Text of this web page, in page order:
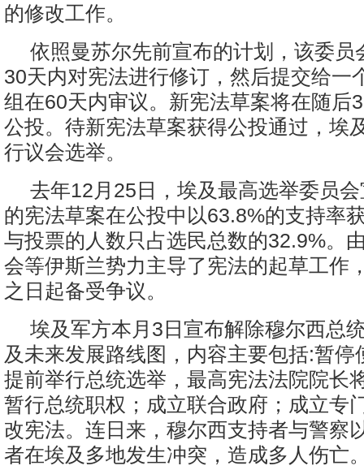
的修改工作。
依照曼苏尔先前宣布的计划，该委员
30天内对宪法进行修订，然后提交给一
组在60天内审议。新宪法草案将在随后
公投。待新宪法草案获得公投通过，埃
行议会选举。
去年12月25日，埃及最高选举委员
的宪法草案在公投中以63.8%的支持率
与投票的人数只占选民总数的32.9%。
会等伊斯兰势力主导了宪法的起草工作
之日起备受争议。
埃及军方本月3日宣布解除穆尔西总
及未来发展路线图，内容主要包括:暂停
提前举行总统选举，最高宪法法院院长
暂行总统职权；成立联合政府；成立专
改宪法。连日来，穆尔西支持者与警察
者在埃及多地发生冲突，造成多人伤亡